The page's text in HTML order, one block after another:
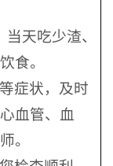
天吃少渣、
食。
症状，及时
血管、血
。